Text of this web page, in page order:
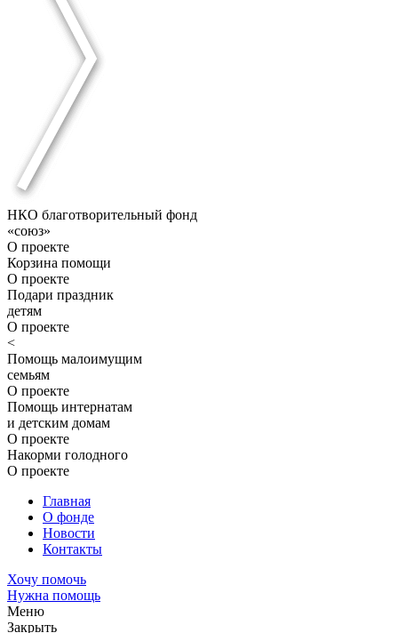
НКО благотворительный фонд
«союз»
О проекте
Корзина помощи
О проекте
Подари праздник
детям
О проекте
<
Помощь малоимущим
семьям
О проекте
Помощь интернатам
и детским домам
О проекте
Накорми голодного
О проекте
Главная
О фонде
Новости
Контакты
Хочу помочь
Нужна помощь
Меню
Закрыть